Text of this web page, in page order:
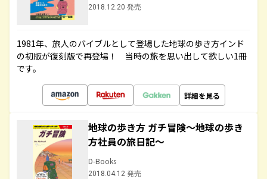
2018.12.20 発売
1981年、旅人のバイブルとして登場した地球の歩き方インド
の初版が復刻版で再登場！ 当時の旅を思い出して欲しい1冊
です。
詳細を見る
地球の歩き方 ガチ冒険～地球の歩き
方社員の旅日記～
D-Books
2018.04.12 発売